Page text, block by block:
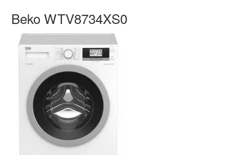
Beko WTV8734XS0